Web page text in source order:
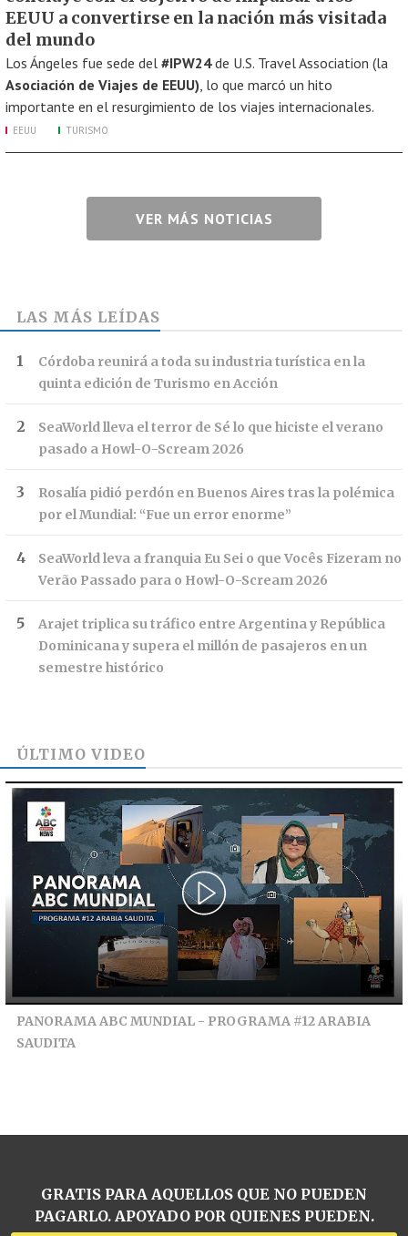
EEUU a convertirse en la nación más visitada
del mundo
Los Ángeles fue sede del #IPW24de U.S. Travel Association (la
Asociación de Viajes de EEUU), lo que marcó un hito
importante en el resurgimiento de los viajes internacionales.
EEUU TURISMO
VER MÁS NOTICIAS
LAS MÁS LEÍDAS
Córdoba reunirá a toda su industria turística en la
quinta edición de Turismo en Acción
SeaWorld lleva el terror de Sé lo que hiciste el verano
pasado a Howl-O-Scream 2026
Rosalía pidió perdón en Buenos Aires tras la polémica
por el Mundial: “Fue un error enorme”
SeaWorld leva a franquia Eu Sei o que Vocês Fizeram no
Verão Passado para o Howl-O-Scream 2026
Arajet triplica su tráfico entre Argentina y República
Dominicana y supera el millón de pasajeros en un
semestre histórico
ÚLTIMO VIDEO
PANORAMA ABC MUNDIAL - PROGRAMA #12 ARABIA
SAUDITA
GRATIS PARA AQUELLOS QUE NO PUEDEN
PAGARLO. APOYADO POR QUIENES PUEDEN.